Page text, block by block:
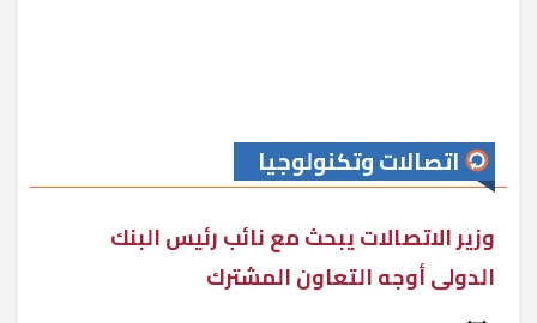
اتصالات وتكنولوجيا
وزير الاتصالات يبحث مع نائب رئيس البنك
الدولى أوجه التعاون المشترك